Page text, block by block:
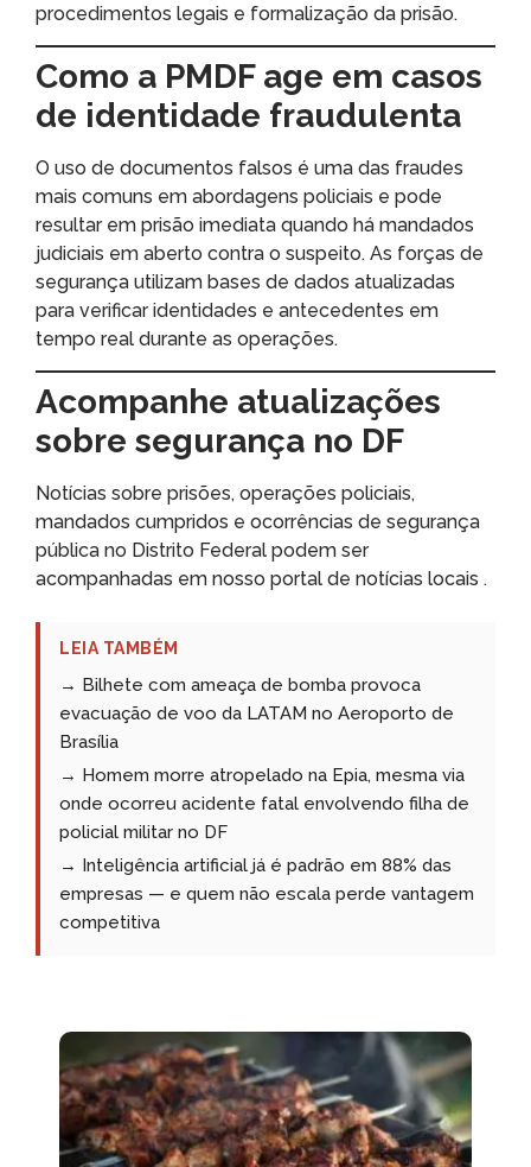
procedimentos legais e formalização da prisão.
Como a PMDF age em casos
de identidade fraudulenta
O uso de documentos falsos é uma das fraudes
mais comuns em abordagens policiais e pode
resultar em prisão imediata quando há mandados
judiciais em aberto contra o suspeito. As forças de
segurança utilizam bases de dados atualizadas
para verificar identidades e antecedentes em
tempo real durante as operações.
Acompanhe atualizações
sobre segurança no DF
Notícias sobre prisões, operações policiais,
mandados cumpridos e ocorrências de segurança
pública no Distrito Federal podem ser
acompanhadas em nosso portal de notícias locais .
LEIA TAMBÉM
→ Bilhete com ameaça de bomba provoca
evacuação de voo da LATAM no Aeroporto de
Brasília
→ Homem morre atropelado na Epia, mesma via
onde ocorreu acidente fatal envolvendo filha de
policial militar no DF
→ Inteligência artificial já é padrão em 88% das
empresas — e quem não escala perde vantagem
competitiva